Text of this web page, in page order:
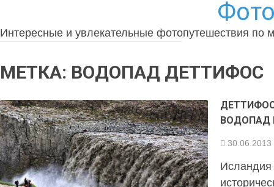
Интересные и увлекательные фотопутешествия по
МЕТКА: ВОДОПАД ДЕТТИФОС
ВОДОПАД
30.06.2013
Исландия